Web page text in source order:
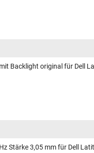
Backlight original für Dell
Stärke 3,05 mm für Dell